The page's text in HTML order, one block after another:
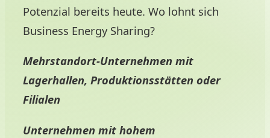
Potenzial bereits heute. Wo lohnt sich
Business Energy Sharing?
Mehrstandort-Unternehmen mit
Lagerhallen, Produktionsstätten oder
Filialen
Unternehmen mit hohem